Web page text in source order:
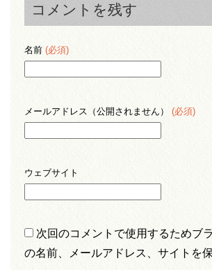
コメントを残す
名前 (必須)
メールアドレス（公開されません） (必須)
ウェブサイト
次回のコメントで使用するためブ
の名前、メールアドレス、サイトを保